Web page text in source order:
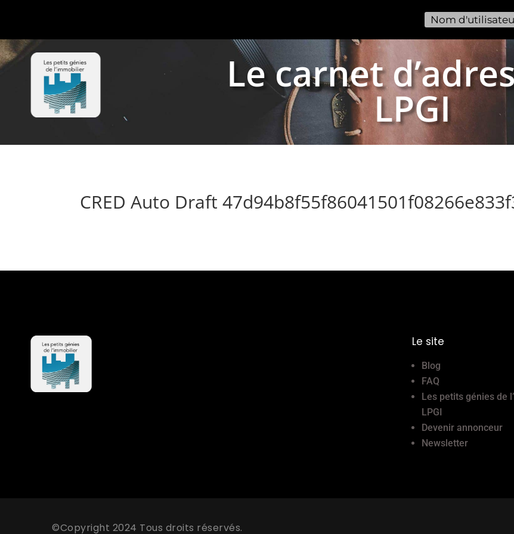
Le carnet
LPGI
CRED Auto Draft
Le site
Blog
FAQ
Les petits génies de
LPGI
Devenir annonceur
Newsletter
©Copyright 2024 Tous droits réservés.